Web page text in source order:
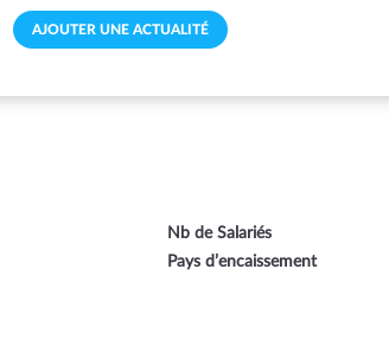
AJOUTER UNE ACTUALITÉ
Nb de Salariés
Pays d’encaissement